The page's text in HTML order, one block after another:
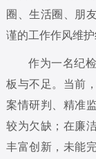
圈、生活圈、朋
谨的工作作风维护
作为一名纪
板与不足。当前
案情研判、精准
较为欠缺；在廉
丰富创新，未能